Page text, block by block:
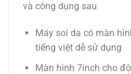
và công dụng sau
Máy soi da có màn
tiếng việt dễ sử dụng
Màn hình 7inch cho